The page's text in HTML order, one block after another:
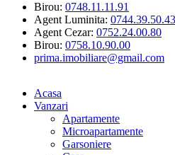
Birou: 0748.11.11.91
Agent Luminita: 0744.39.50.43
Agent Cezar: 0752.24.00.80
Birou: 0758.10.90.00
prima.imobiliare@gmail.com
Acasa
Vanzari
Apartamente
Microapartamente
Garsoniere